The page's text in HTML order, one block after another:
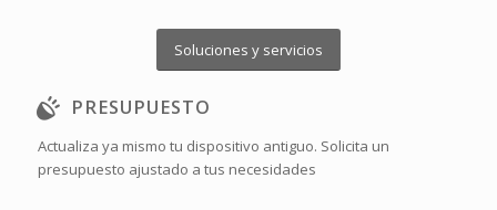
Soluciones y servicios
PRESUPUESTO
Actualiza ya mismo tu dispositivo antiguo. Solicita un
presupuesto ajustado a tus necesidades